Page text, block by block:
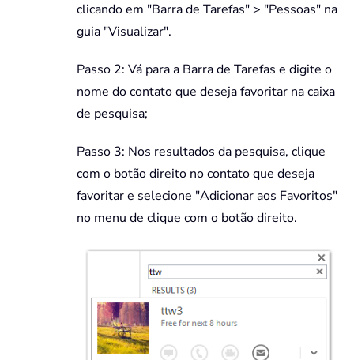
clicando em "Barra de Tarefas" > "Pessoas" na
guia "Visualizar".
Passo 2: Vá para a Barra de Tarefas e digite o
nome do contato que deseja favoritar na caixa
de pesquisa;
Passo 3: Nos resultados da pesquisa, clique
com o botão direito no contato que deseja
favoritar e selecione "Adicionar aos Favoritos"
no menu de clique com o botão direito.